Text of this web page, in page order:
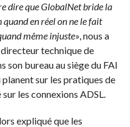
dire que GlobalNet bride la
quand en réel on ne le fait
même injuste», nous a
technique de
son bureau au siège du FAI
sur les pratiques de
les connexions ADSL.
expliqué que les